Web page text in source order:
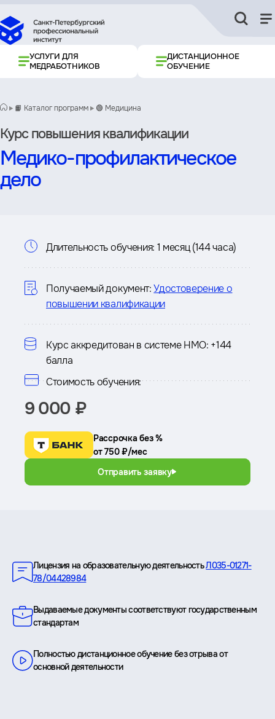
УСЛУГИ ДЛЯ
МЕДРАБОТНИКОВ
ДИСТАНЦИОННОЕ
ОБУЧЕНИЕ
📙 Каталог программ 🟢 Медицина
Курс повышения квалификации
Медико-профилактическое
дело
Информация
о
курсе
Длительность обучения: 1 месяц (144 часа)
Получаемый документ: Удостоверение о
повышении квалификации
Курс аккредитован в системе НМО: +144
балла
Стоимость обучения:
9 000 ₽
Рассрочка без %
от 750 ₽/мес
Отправить заявку
Лицензия на образовательную деятельностьЛ035-01271-
78/04428984
Выдаваемые документы соответствуют государственным
стандартам
Полностью дистанционное обучение без отрыва от
основной деятельности